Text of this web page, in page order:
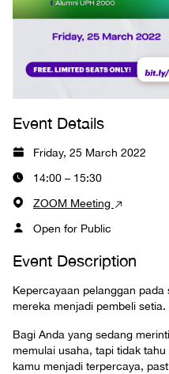
Event Details
Friday, 25 March 2022
14:00 – 15:30
ZOOM Meeting
Open for Public
Event Description
Kepercayaan pelanggan
mereka menjadi pembeli setia.
Bagi Anda yang sedang
memulai usaha, tapi tidak
kamu menjadi terpercaya,